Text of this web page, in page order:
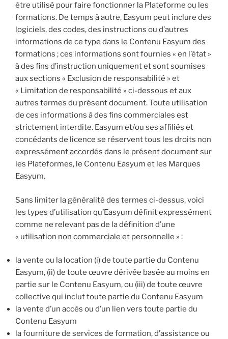
être utilisé pour faire fonctionner la Plateforme ou les
formations. De temps à autre, Easyum peut inclure des
logiciels, des codes, des instructions ou d’autres
informations de ce type dans le Contenu Easyum des
formations ; ces informations sont fournies « en l’état »
à des fins d’instruction uniquement et sont soumises
aux sections « Exclusion de responsabilité » et
« Limitation de responsabilité » ci-dessous et aux
autres termes du présent document. Toute utilisation
de ces informations à des fins commerciales est
strictement interdite. Easyum et/ou ses affiliés et
concédants de licence se réservent tous les droits non
expressément accordés dans le présent document sur
les Plateformes, le Contenu Easyum et les Marques
Easyum.
Sans limiter la généralité des termes ci-dessus, voici
les types d’utilisation qu’Easyum définit expressément
comme ne relevant pas de la définition d’une
« utilisation non commerciale et personnelle » :
la vente ou la location (i) de toute partie du Contenu
Easyum, (ii) de toute œuvre dérivée basée au moins en
partie sur le Contenu Easyum, ou (iii) de toute œuvre
collective qui inclut toute partie du Contenu Easyum
la vente d’un accès ou d’un lien vers toute partie du
Contenu Easyum
la fourniture de services de formation, d’assistance ou